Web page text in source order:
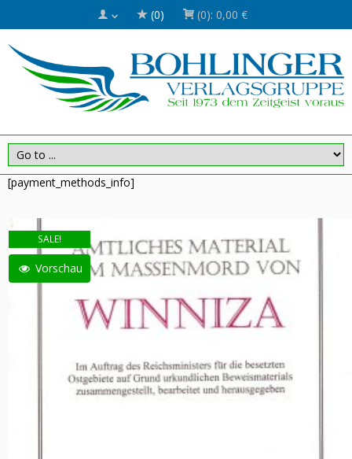
(0) (0): 0,00 €
[payment_methods_info]
SALE!
Vorschau